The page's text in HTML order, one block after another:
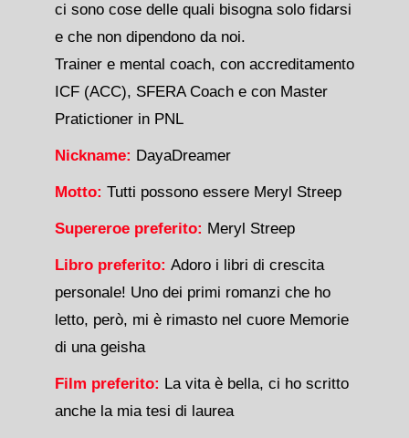
ci sono cose delle quali bisogna solo fidarsi
e che non dipendono da noi.
Trainer e mental coach, con accreditamento
ICF (ACC), SFERA Coach e con Master
Pratictioner in PNL
Nickname: DayaDreamer
Motto: Tutti possono essere Meryl Streep
Supereroe preferito: Meryl Streep
Libro preferito: Adoro i libri di crescita
personale! Uno dei primi romanzi che ho
letto, però, mi è rimasto nel cuore Memorie
di una geisha
Film preferito: La vita è bella, ci ho scritto
anche la mia tesi di laurea